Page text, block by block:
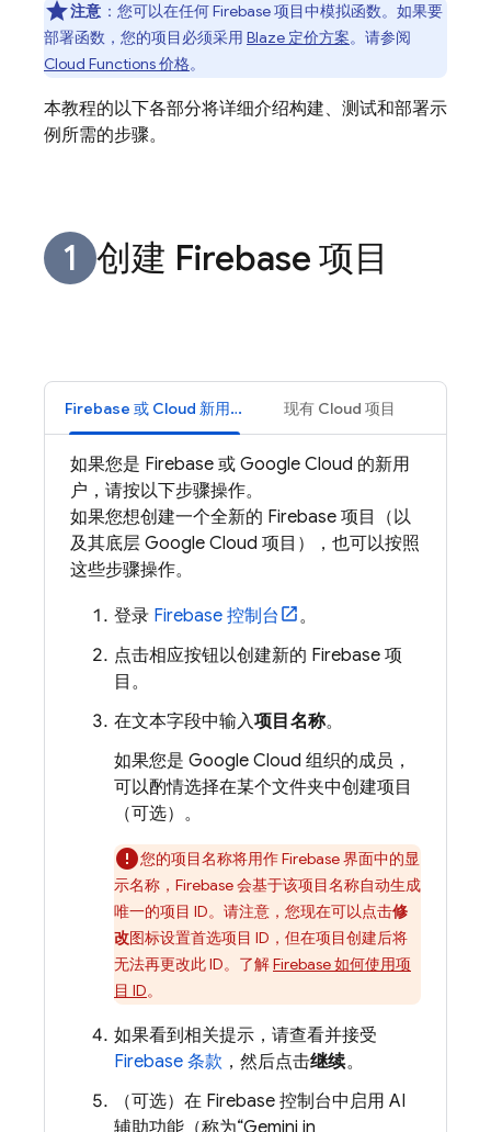
注意 ： 您可以在任何 Firebase 项目中模拟函数。如果要
部署函数，您的项目必须采用 Blaze 定价方案。请参阅
Cloud Functions价格。
本教程的以下各部分将详细介绍构建、测试和部署示
例所需的步骤。
创建 Firebase 项目
Firebase 或 Cloud 新用户 现有 Cloud 项目
如果您是 Firebase 或 Google Cloud 的新用
户，请按以下步骤操作。
如果您想创建一个全新的 Firebase 项目（以
及其底层 Google Cloud 项目），也可以按照
这些步骤操作。
登录 Firebase 控制台
。
点击相应按钮以创建新的 Firebase 项
目。
在文本字段中输入项目名称。
如果您是 Google Cloud 组织的成员，
可以酌情选择在某个文件夹中创建项目
（可选）。
您的项目名称将用作 Firebase 界面中的显
示名称，Firebase 会基于该项目名称自动生成
唯一的项目 ID。请注意，您现在可以点击修
改图标设置首选项目 ID，但在项目创建后将
无法再更改此 ID。了解Firebase 如何使用项
目 ID。
如果看到相关提示，请查看并接受
Firebase 条款 ，然后点击继续。
（可选） 在 Firebase 控制台中启用 AI
辅助功能（称为“Gemini in